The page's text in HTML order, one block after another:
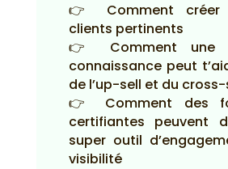
👉 Comment créer
clients pertinents
👉 Comment une
connaissance peut
de l’up-sell et du
👉 Comment des
certifiantes peuvent
super outil
visibilité